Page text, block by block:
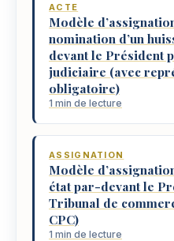
ACTE
Modèle
nomination d’un
devant le Président
judiciaire (avec
obligatoire)
1 min de lecture
ASSIGNATION
Modèle
état par-devant le
Tribunal de
CPC)
1 min de lecture